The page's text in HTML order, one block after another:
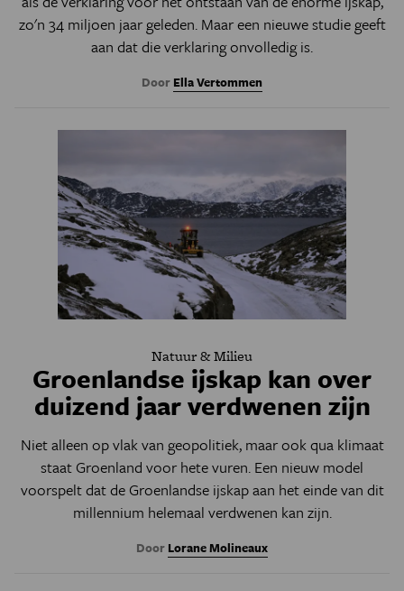
zo'n 34 miljoen jaar geleden. Maar een nieuwe studie geeft
aan dat die verklaring onvolledig is.
Door Ella Vertommen
Natuur & Milieu
Groenlandse ijskap kan over
duizend jaar verdwenen zijn
Niet alleen op vlak van geopolitiek, maar ook qua klimaat
staat Groenland voor hete vuren. Een nieuw model
voorspelt dat de Groenlandse ijskap aan het einde van dit
millennium helemaal verdwenen kan zijn.
Door Lorane Molineaux